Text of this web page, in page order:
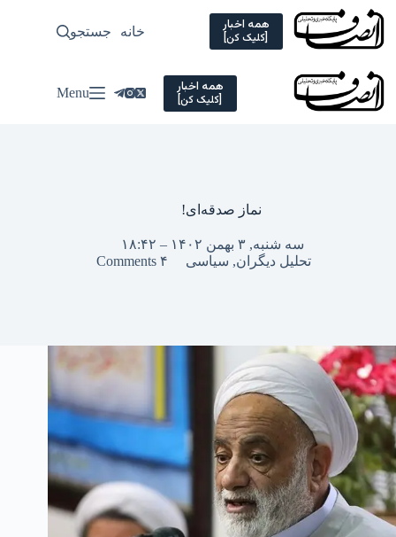
Skip
content
همه اخبار
[کلیک کن] خانه سیاسی
جستجو
همه اخبار
[کلیک کن] Menu
نماز صدقه‌ای!
سه شنبه, ۳ بهمن ۱۴۰۲ – ۱۸:۴۲
تحلیل دیگران, سیاسی ۴ Comments